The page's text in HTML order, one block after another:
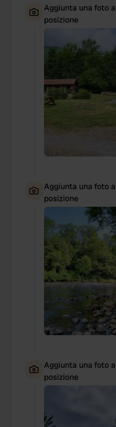
Aggiunta una foto
posizione
Aggiunta una foto
posizione
Aggiunta una foto
posizione